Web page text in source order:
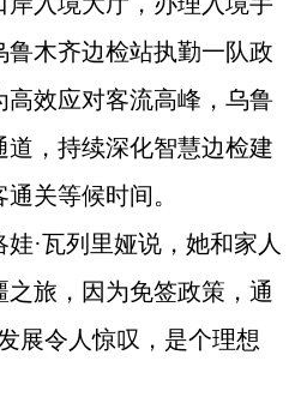
木齐边检站执勤一队政
效应对客流高峰，乌鲁
，持续深化智慧边检建
关等候时间。
·瓦列里娅说，她和家人
旅，因为免签政策，通
展令人惊叹，是个理想